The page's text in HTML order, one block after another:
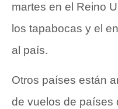
martes en el Reino
los tapabocas y el
al país.
Otros países están
de vuelos de países